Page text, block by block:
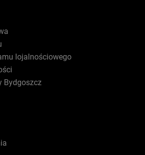
lojalnościowego
Bydgoszcz